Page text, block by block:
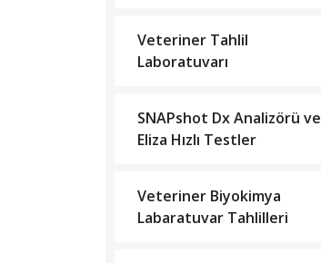
Veteriner Tahlil
Laboratuvarı
SNAPshot Dx Analizörü ve
Eliza Hızlı Testler
Veteriner Biyokimya
Labaratuvar Tahlilleri